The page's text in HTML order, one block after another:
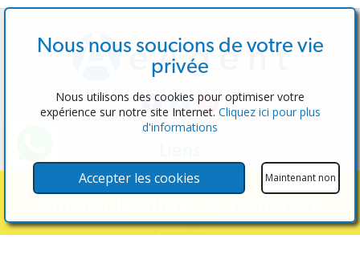
Logiciel
Tester l'administrateur
Propriétés
Nous nous soucions de votre vie
privée
Nous utilisons des cookies pour optimiser votre
expérience sur notre site Internet. Cliquez ici pour plus
d'informations
Accepter les cookies Maintenant non